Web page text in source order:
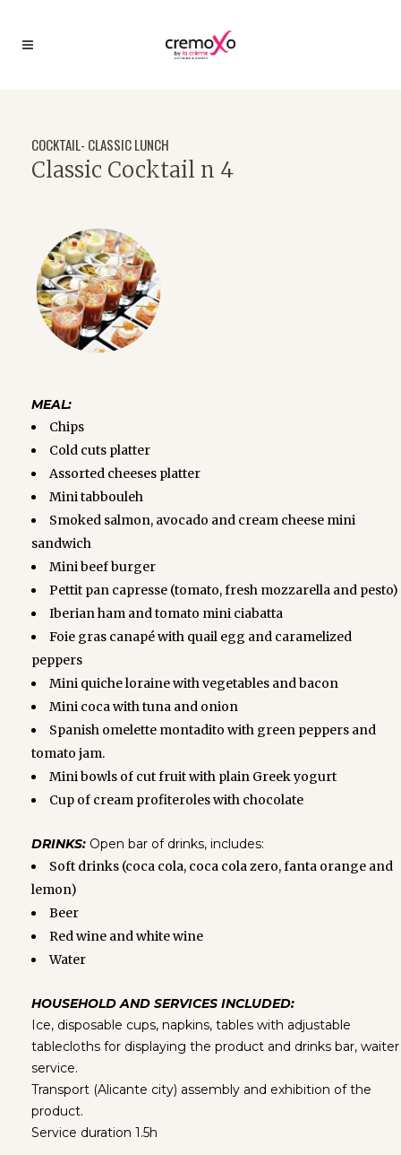
COCKTAIL- CLASSIC LUNCH
Classic Cocktail n 4
MEAL:
Chips
Cold cuts platter
Assorted cheeses platter
Mini tabbouleh
Smoked salmon, avocado and cream cheese mini
sandwich
Mini beef burger
Pettit pan capresse (tomato, fresh mozzarella and pesto)
Iberian ham and tomato mini ciabatta
Foie gras canapé with quail egg and caramelized
peppers
Mini quiche loraine with vegetables and bacon
Mini coca with tuna and onion
Spanish omelette montadito with green peppers and
tomato jam.
Mini bowls of cut fruit with plain Greek yogurt
Cup of cream profiteroles with chocolate
DRINKS: Open bar of drinks, includes:
Soft drinks (coca cola, coca cola zero, fanta orange and
lemon)
Beer
Red wine and white wine
Water
HOUSEHOLD AND SERVICES INCLUDED:
Ice, disposable cups, napkins, tables with adjustable
tablecloths for displaying the product and drinks bar, waiter
service.
Transport (Alicante city) assembly and exhibition of the
product.
Service duration 1.5h